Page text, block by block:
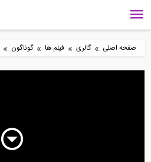
صفحه اصلی » گالری » فیلم ها » گوناگون »
بخشی از فیلم آموزشی
بارگذاری انفجار خرج...